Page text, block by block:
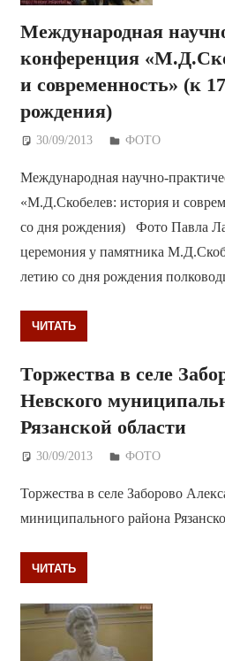
Международная
конференция
и современность» (к
рождения)
30/09/2013 Дежурный по
ФОТО
Международная научно-
«М.Д.Скобелев: история и
со дня рождения) Фото Павла
церемония у памятника
летию со дня рождения
ЧИТАТЬ
Торжества в селе
Невского
Рязанской области
30/09/2013 Дежурный по
ФОТО
Торжества в селе Заборово
миниципального района
ЧИТАТЬ